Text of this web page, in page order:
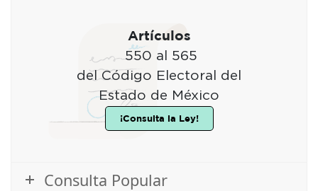
Artículos
550 al 565
del Código Electoral del
Estado de México
¡Consulta la Ley!
Consulta Popular